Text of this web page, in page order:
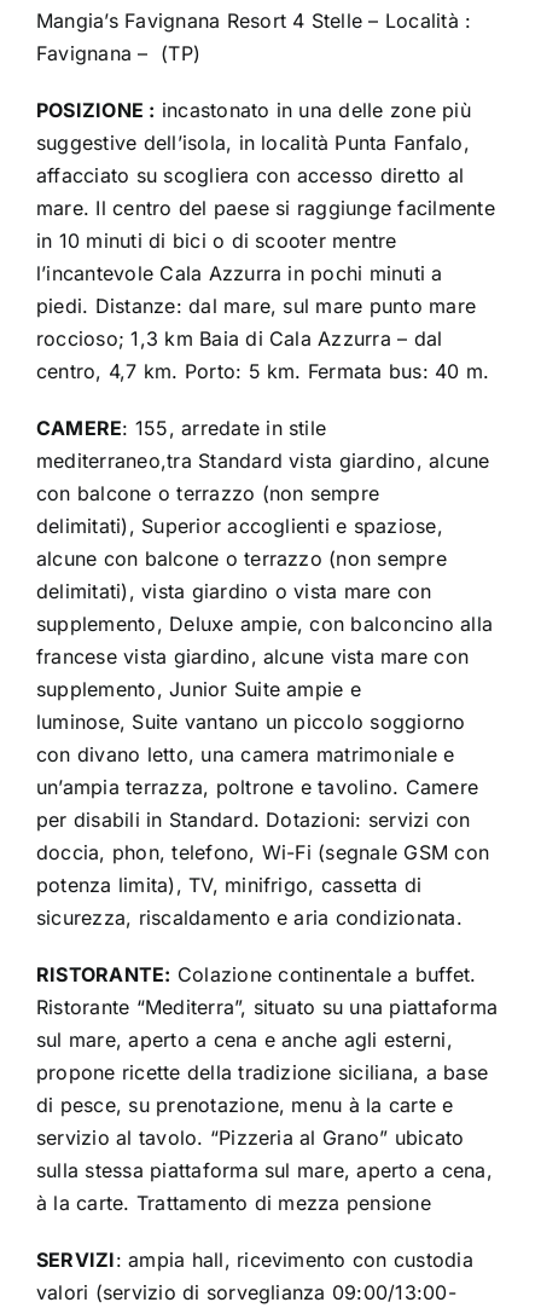
Mangia’s Favignana Resort 4 Stelle – Località :
Favignana – (TP)
POSIZIONE : incastonato in una delle zone più
suggestive dell’isola, in località Punta Fanfalo,
affacciato su scogliera con accesso diretto al
mare. Il centro del paese si raggiunge facilmente
in 10 minuti di bici o di scooter mentre
l’incantevole Cala Azzurra in pochi minuti a
piedi. Distanze: dal mare, sul mare punto mare
roccioso; 1,3 km Baia di Cala Azzurra – dal
centro, 4,7 km. Porto: 5 km. Fermata bus: 40 m.
CAMERE: 155, arredate in stile
mediterraneo,tra Standard vista giardino, alcune
con balcone o terrazzo (non sempre
delimitati), Superior accoglienti e spaziose,
alcune con balcone o terrazzo (non sempre
delimitati), vista giardino o vista mare con
supplemento, Deluxe ampie, con balconcino alla
francese vista giardino, alcune vista mare con
supplemento, Junior Suite ampie e
luminose, Suite vantano un piccolo soggiorno
con divano letto, una camera matrimoniale e
un’ampia terrazza, poltrone e tavolino. Camere
per disabili in Standard. Dotazioni: servizi con
doccia, phon, telefono, Wi-Fi (segnale GSM con
potenza limita), TV, minifrigo, cassetta di
sicurezza, riscaldamento e aria condizionata.
RISTORANTE: Colazione continentale a buffet.
Ristorante “Mediterra”, situato su una piattaforma
sul mare, aperto a cena e anche agli esterni,
propone ricette della tradizione siciliana, a base
di pesce, su prenotazione, menu à la carte e
servizio al tavolo. “Pizzeria al Grano” ubicato
sulla stessa piattaforma sul mare, aperto a cena,
à la carte. Trattamento di mezza pensione
SERVIZI: ampia hall, ricevimento con custodia
valori (servizio di sorveglianza 09:00/13:00-